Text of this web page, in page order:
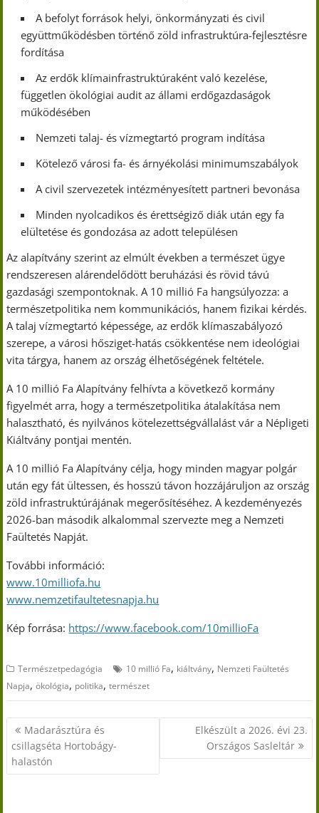
A befolyt források helyi, önkormányzati és civil
együttműködésben történő zöld infrastruktúra-fejlesztésre
fordítása
Az erdők klímainfrastruktúraként való kezelése,
független ökológiai audit az állami erdőgazdaságok
működésében
Nemzeti talaj- és vízmegtartó program indítása
Kötelező városi fa- és árnyékolási minimumszabályok
A civil szervezetek intézményesített partneri bevonása
Minden nyolcadikos és érettségiző diák után egy fa
elültetése és gondozása az adott településen
Az alapítvány szerint az elmúlt években a természet ügye
rendszeresen alárendelődött beruházási és rövid távú
gazdasági szempontoknak. A 10 millió Fa hangsúlyozza: a
természetpolitika nem kommunikációs, hanem fizikai kérdés.
A talaj vízmegtartó képessége, az erdők klímaszabályozó
szerepe, a városi hősziget-hatás csökkentése nem ideológiai
vita tárgya, hanem az ország élhetőségének feltétele.
A 10 millió Fa Alapítvány felhívta a következő kormány
figyelmét arra, hogy a természetpolitika átalakítása nem
halasztható, és nyilvános kötelezettségvállalást vár a Népligeti
Kiáltvány pontjai mentén.
A 10 millió Fa Alapítvány célja, hogy minden magyar polgár
után egy fát ültessen, és hosszú távon hozzájáruljon az ország
zöld infrastruktúrájának megerősítéséhez. A kezdeményezés
2026-ban második alkalommal szervezte meg a Nemzeti
Faültetés Napját.
További információ:
www.10milliofa.hu
www.nemzetifaultetesnapja.hu
Kép forrása: https://www.facebook.com/10millioFa
Természetpedagógia 10 millió Fa, kiáltvány, Nemzeti Faültetés
Napja,ökológia, politika,természet
Bejegyzés
navigáció
Madarásztúra és
csillagséta Hortobágy-
halastón
Elkészült a 2026. évi 23.
Országos Sasleltár